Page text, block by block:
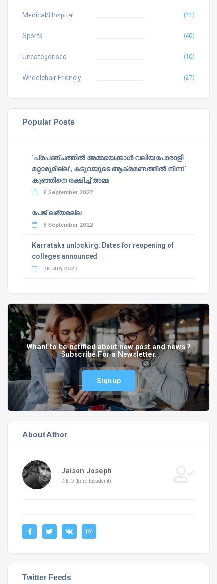
Medical/Hospital (41)
Sports (40)
Uncategorised (10)
Wheelchair Friendly (27)
Popular Posts
‘പ്രപഞ്ചത്തില്‍ അമ്മയെക്കാള്‍ വലിയ പോരാളി
മറ്റാരുമില്ല’, കടുവയുടെ ആക്രമണത്തില്‍ നിന്ന്
കുഞ്ഞിനെ രക്ഷിച്ച് അമ്മ
6 September 2022
പേജ് ലഭ്യമല്ല
6 September 2022
Karnataka unlocking: Dates for reopening of
colleges announced
18 July 2021
Whant to be notified about new post and news ?
Subscribe For a Newsletter.
Sign up
About Athor
Jaison Joseph
C.E.O (Enrollacademt)
Twitter Feeds